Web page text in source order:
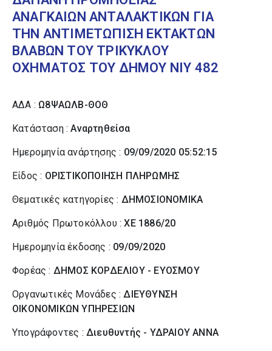
ΑΝΑΓΚΑΙΩΝ ΑΝΤΑΛΑΚΤΙΚΩΝ ΓΙΑ
ΤΗΝ ΑΝΤΙΜΕΤΩΠΙΣΗ ΕΚΤΑΚΤΩΝ
ΒΛΑΒΩΝ ΤΟΥ ΤΡΙΚΥΚΛΟΥ
ΟΧΗΜΑΤΟΣ ΤΟΥ ΔΗΜΟΥ ΝΙΥ 482
ΑΔΑ : Ω8ΨΑΩΛΒ-ΘΟΘ
Κατάσταση :Αναρτηθείσα
Ημερομηνία ανάρτησης : 09/09/2020 05:52:15
Είδος : ΟΡΙΣΤΙΚΟΠΟΙΗΣΗ ΠΛΗΡΩΜΗΣ
Θεματικές κατηγορίες : ΔΗΜΟΣΙΟΝΟΜΙΚΑ
Αριθμός Πρωτοκόλλου :ΧΕ 1886/20
Ημερομηνία έκδοσης : 09/09/2020
Φορέας : ΔΗΜΟΣ ΚΟΡΔΕΛΙΟΥ - ΕΥΟΣΜΟΥ
Οργανωτικές Μονάδες :ΔΙΕΥΘΥΝΣΗ
ΟΙΚΟΝΟΜΙΚΩΝ ΥΠΗΡΕΣΙΩΝ
Υπογράφοντες : Διευθυντής - ΥΔΡΑΙΟΥ ΑΝΝΑ